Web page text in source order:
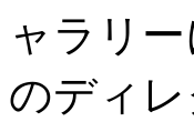
ャラリ
のディ